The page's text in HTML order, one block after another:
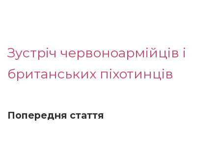
Зустріч червоноармійців і
британських піхотинців
Попередня стаття